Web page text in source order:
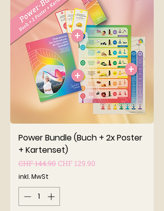
Power Bundle (Buch + 2x Poster
+ Kartenset)
Standardpreis
CHF 144.90 Sale-Preis
CHF 129.90
inkl. MwSt